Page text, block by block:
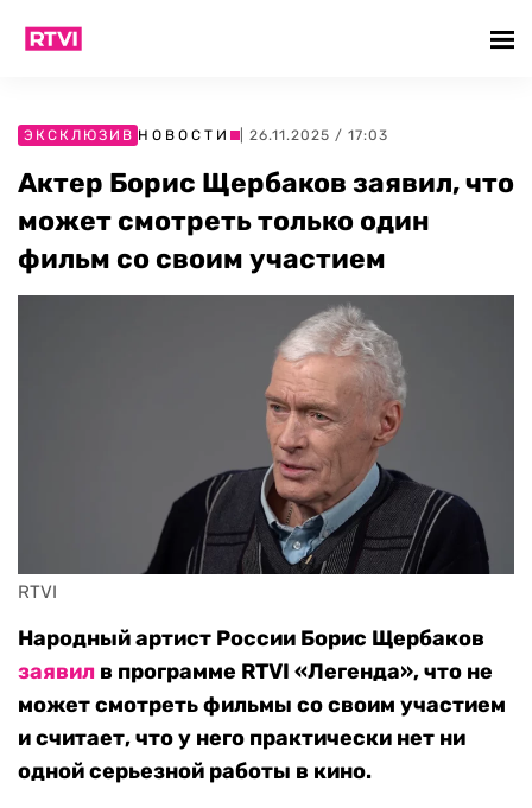
ЭКСКЛЮЗИВ НОВОСТИ | 26.11.2025 / 17:03
Актер Борис Щербаков заявил, что
может смотреть только один
фильм со своим участием
RTVI
Народный артист России Борис Щербаков
заявил в программе RTVI «Легенда», что не
может смотреть фильмы со своим участием
и считает, что у него практически нет ни
одной серьезной работы в кино.